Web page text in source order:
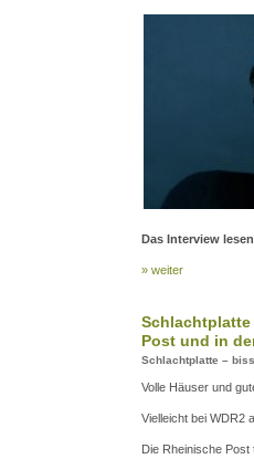
Das Interview
» weiter
Post und in
Schlachtplatte –
Volle Häuser und
Vielleicht bei WDR2
Die Rheinische